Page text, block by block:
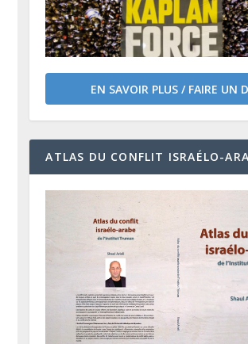
EN SAVOIR PLUS / FAIRE UN
ATLAS DU CONFLIT ISRAÉLO-